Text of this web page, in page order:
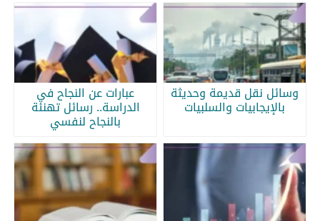
وسائل نقل قديمة وحديثة
بالإيجابيات والسلبيات
عبارات عن النجاح في
الدراسة.. رسائل تهنئة
بالنجاح لنفسي